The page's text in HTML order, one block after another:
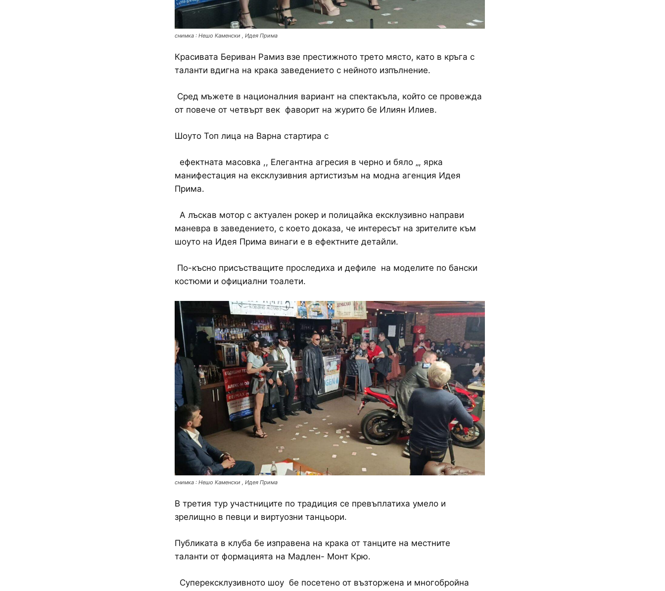
снимка : Нешо Каменски , Идея Прима
Красивата Бериван Рамиз взе престижното трето място, като в кръга с
таланти вдигна на крака заведението с нейното изпълнение.
Сред мъжете в националния вариант на спектакъла, който се провежда
от повече от четвърт век фаворит на журито бе Илиян Илиев.
Шоуто Топ лица на Варна стартира с
ефектната масовка ,, Елегантна агресия в черно и бяло „, ярка
манифестация на ексклузивния артистизъм на модна агенция Идея
Прима.
А лъскав мотор с актуален рокер и полицайка ексклузивно направи
маневра в заведението, с което доказа, че интересът на зрителите към
шоуто на Идея Прима винаги е в ефектните детайли.
По-късно присъстващите проследиха и дефиле на моделите по бански
костюми и официални тоалети.
снимка : Нешо Каменски , Идея Прима
В третия тур участниците по традиция се превъплатиха умело и
зрелищно в певци и виртуозни танцьори.
Публиката в клуба бе изправена на крака от танците на местните
таланти от формацията на Мадлен- Монт Крю.
Суперексклузивното шоу бе посетено от възторжена и многобройна